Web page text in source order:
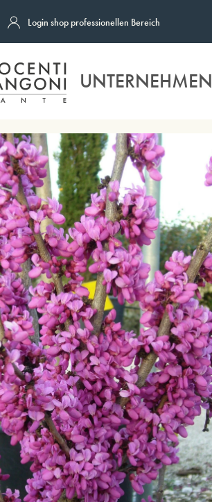
Login shop professionellen Bereich
UNTERNEHMEN